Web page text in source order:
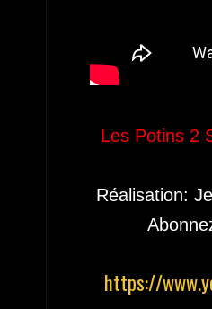
Les Potins 2
Réalisation:
https://